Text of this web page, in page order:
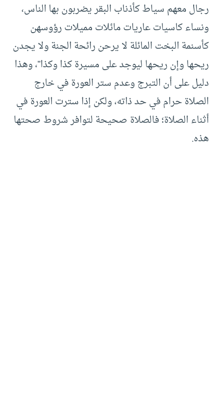
رجال معهم سياط كأذناب البقر يضربون بها الناس،
ونساء كاسيات عاريات مائلات مميلات رؤوسهن
كأسنمة البخت المائلة لا يرحن رائحة الجنة ولا يجدن
ريحها وإن ريحها ليوجد على مسيرة كذا وكذا”، وهذا
دليل على أن التبرج وعدم ستر العورة في خارج
الصلاة حرام في حد ذاته، ولكن إذا سترت العورة في
أثناء الصلاة؛ فالصلاة صحيحة لتوافر شروط صحتها
هذه.